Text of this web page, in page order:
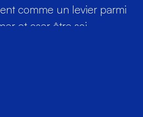
comme un levier parmi
et oser être soi.